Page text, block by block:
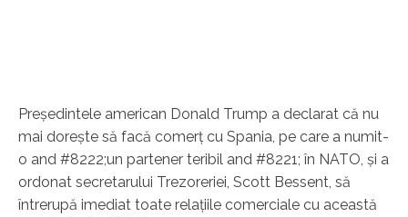
Preşedintele american Donald Trump a declarat că nu
mai doreşte să facă comerţ cu Spania, pe care a numit-
o and #8222;un partener teribil and #8221; în NATO, şi a
ordonat secretarului Trezoreriei, Scott Bessent, să
întrerupă imediat toate relaţiile comerciale cu această